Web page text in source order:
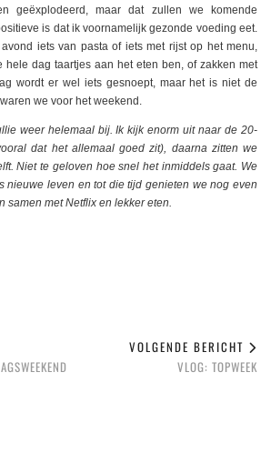
geëxplodeerd, maar dat zullen we komende
is dat ik voornamelijk gezonde voeding eet.
iets van pasta of iets met rijst op het menu,
hele dag taartjes aan het eten ben, of zakken met
wordt er wel iets gesnoept, maar het is niet de
we voor het weekend.
weer helemaal bij. Ik kijk enorm uit naar de 20-
dat het allemaal goed zit), daarna zitten we
Niet te geloven hoe snel het inmiddels gaat. We
nieuwe leven en tot die tijd genieten we nog even
samen met Netflix en lekker eten.
VOLGENDE BERICHT
VLOG: TOPWEEK